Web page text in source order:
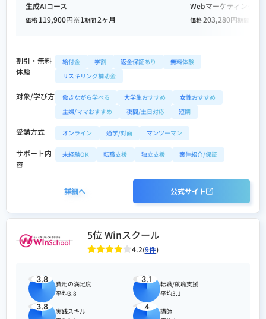
生成AIコース
価格 119,900円※1期間2ヶ月
Webマーケティングコ
価格203,280円期間
割引・無料
体験
給付金 学割 返金保証あり
無料体験
リスキリング補助金
対象/学び方 働きながら学べる 大学生おすすめ
女性おすすめ
主婦/ママおすすめ
夜間/土日対応 短期
受講方式 オンライン 通学/対面 マンツーマン
サポート内
容
未経験OK 転職支援 独立支援 案件紹介/保証
詳細へ 公式サイト
5位 Winスクール
4.2(9件)
3.8
費用の満足度
平均3.8
3.1
転職/就職支援
平均3.1
3.8
実践スキル
4
講師